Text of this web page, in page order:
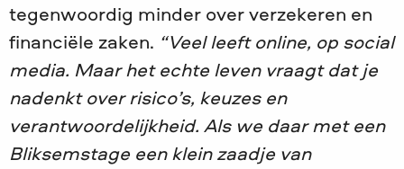
tegenwoordig minder over verzekeren en
financiële zaken. “Veel leeft online, op social
media. Maar het echte leven vraagt dat je
nadenkt over risico’s, keuzes en
verantwoordelijkheid. Als we daar met een
Bliksemstage een klein zaadje van